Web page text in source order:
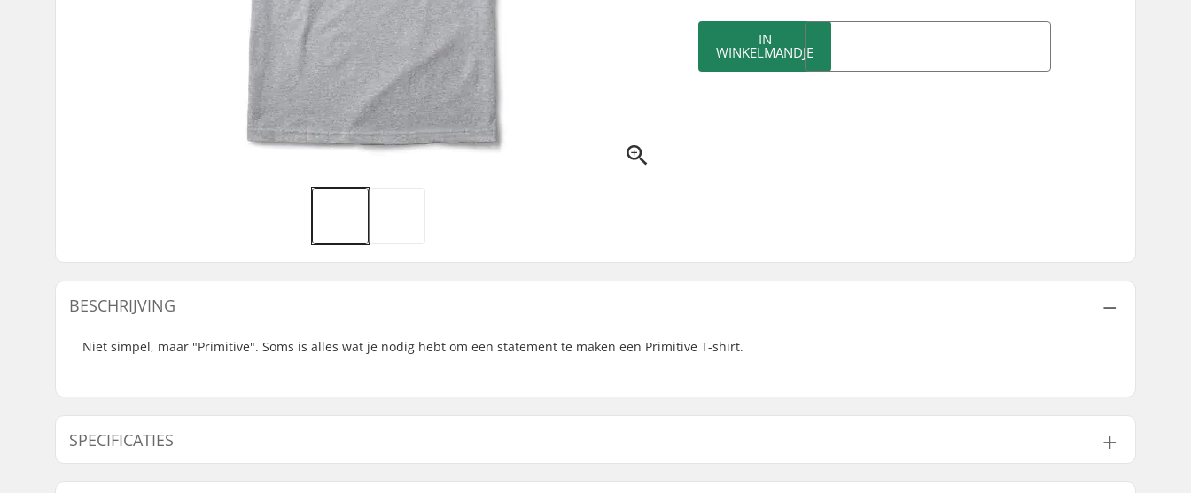
IN
WINKELMANDJE
BESCHRIJVING
Niet simpel, maar "Primitive". Soms is alles wat je nodig hebt om een statement te maken een Primitive T-shirt.
SPECIFICATIES
Pasvorm:
Regular Fit
Ontwerp: Breast Graphic,Back Graphic